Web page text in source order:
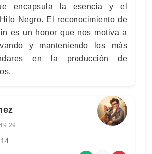
encapsula la esencia y el
Negro. El reconocimiento de
es un honor que nos motiva a
y manteniendo los más
en la producción de